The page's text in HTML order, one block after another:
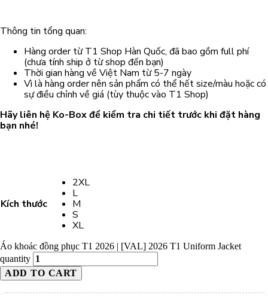
Thông tin tổng quan:
Hàng order từ T1 Shop Hàn Quốc, đã bao gồm full phí
(chưa tính ship ở từ shop đến bạn)
Thời gian hàng về Việt Nam từ 5-7 ngày
Vì là hàng order nên sản phẩm có thể hết size/màu hoặc có
sự điều chỉnh về giá (tùy thuộc vào T1 Shop)
Hãy liên hệ Ko-Box để kiểm tra chi tiết trước khi đặt hàng
bạn nhé!
Kích thước
2XL
L
M
S
XL
Áo khoác đồng phục T1 2026 | [VAL] 2026 T1 Uniform Jacket
quantity
ADD TO CART